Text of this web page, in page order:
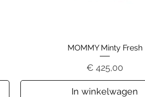
MOMMY Minty Fresh
Prijs
€ 425,00
In winkelwagen